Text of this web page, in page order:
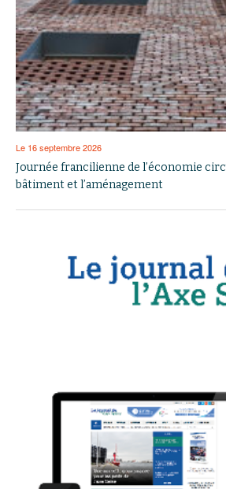
Le 16 septembre 2026
Journée francilienne de l’économie
bâtiment et l’aménagement